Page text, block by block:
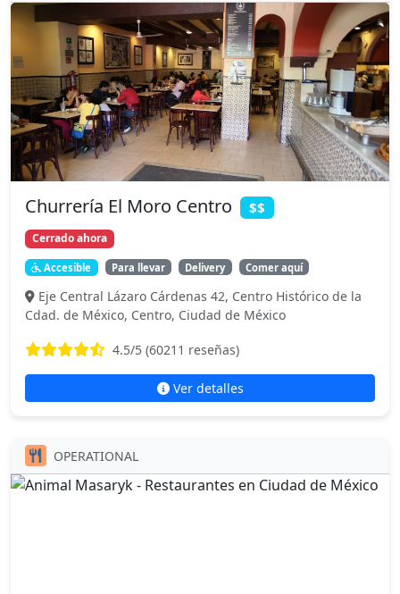
Churrería El Moro Centro $$
Cerrado ahora
Accesible Para llevar Delivery Comer aquí
Eje Central Lázaro Cárdenas 42, Centro Histórico de la
Cdad. de México, Centro, Ciudad de México
4.5/5 (60211 reseñas)
Ver detalles
OPERATIONAL